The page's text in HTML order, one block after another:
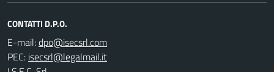
CONTATTI D.P.O.
E-mail:
PEC: